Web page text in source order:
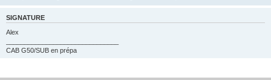
SIGNATURE
Alex
CAB G50/SUB en prépa